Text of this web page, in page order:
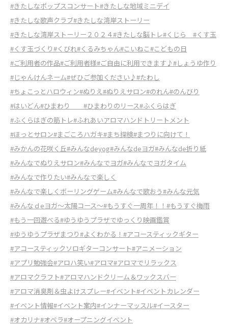
#きたしなポップスコンサート#きたしな地域ミニデイ
#きたしな歌声クラブ#きたしな湾岸ストーリー
#きたしな湾岸ストーリー２０２４#きたしな脳トレ#くじら #くす玉
#くす玉づくり#くびれ#くるみちゃん#こいねこ#こどもの日
#ご利用者の作品#ご利用者様#ご自由に利用できます♪#しょうゆ作り
#じゃんけんネーム#ぜひご参加ください♪#たわし
#ちょこっとハロウィン#ぬりえ #ぬりえサロン#のれん#のんびり
#はいどん#ひまわり #ひまわりのリース#ふくらはぎ
#ふくらはぎの筋トレ#ふれあいアロマハンドトリートメント
#ほっとサロン#まごころハガキ#まち探検#まつりに向けて！
#みかんの花咲く丘#みんなdeyog#みんなdeヨガ#みんなde折り紙
#みんなでぬりえサロン#みんなでヨガ#みんなでヨガタイム
#みんなで作りたい#みんなで楽しく
#みんなで楽しくボーリングゲーム#みんなで歌おう#みんな元気
#みんなｄeヨガ～太陽コース～#もうすぐ一周年！！ #もうすぐ梅雨
#もう一回遊べる#ゆうゆうプラザでゆっくり映画鑑賞
#ゆうゆうプラザまつり#よくわかる！ #アコースティックギター
#アコースティックソロギターコンサート#アニメーション
#アプリ勉強会#アロハ笑い#アロマ#アロマでリラックス
#アロマクラフト#アロマハンドクリーム＆ワックスバー
#アロマ消臭剤＆虫よけスプレー#イベント#イベントカレンダー
#イベント情報#イベント案内#インナーマッスル#イースター
#オカリナ#オペラ#オープニングイベント